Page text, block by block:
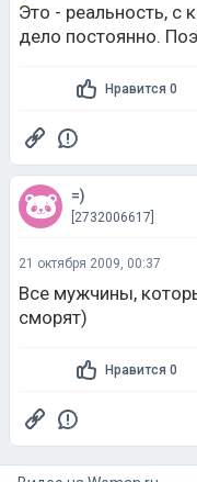
Это - реальность, с
дело постоянно.
Нравится 0
=)
[2732006617]
21 октября 2009, 00:37
Все мужчины,
сморят)
Нравится 0